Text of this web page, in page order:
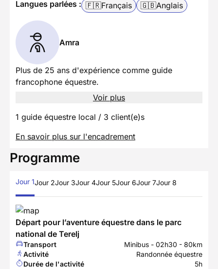
Langues parlées : 🇫🇷Français 🇬🇧Anglais
Amra
Plus de 25 ans d'expérience comme guide
francophone équestre.
Voir plus
1 guide équestre local / 3 client(e)s
En savoir plus sur l'encadrement
Programme
Jour 1Jour 2Jour 3Jour 4Jour 5Jour 6Jour 7Jour 8
Départ pour l’aventure équestre dans le parc
national de Terelj
Transport
Minibus - 02h30 - 80km
Activité
Randonnée équestre
Durée de l'activité
5h